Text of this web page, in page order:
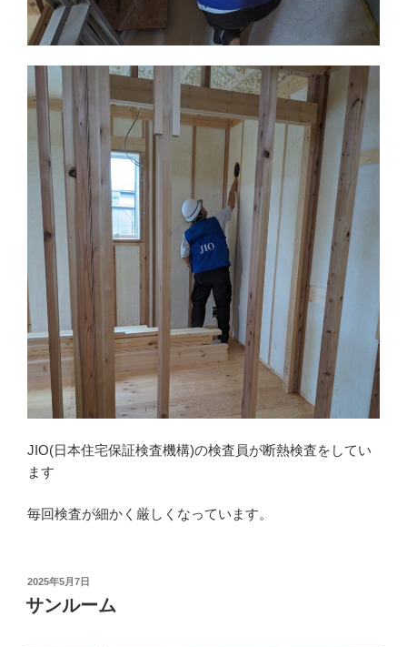
JIO(日本住宅保証検査機構)の検査員が断熱検査をしてい
ます
毎回検査が細かく厳しくなっています。
投
稿
日:
2025年5月7日
サンルーム